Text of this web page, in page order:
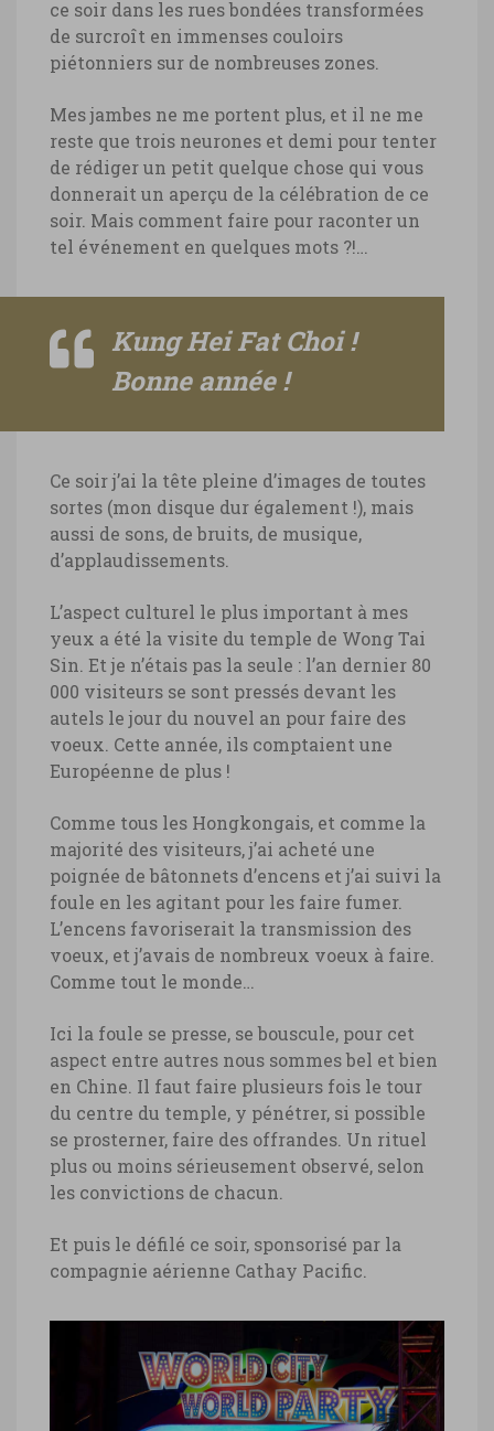
Hong Kong, fillette en prière au
temple de Wong Tai Sin © Marie-
Ange Ostre
Hong Kong, fillette en prière au temple
de Wong Tai Sin © Marie-Ange Ostre
Wong Tai Sin © Marie-Ange Ostre
Hong Kong, offrandes au temple de
ce soir dans les rues bondées transformées
de surcroît en immenses couloirs
piétonniers sur de nombreuses zones.
Mes jambes ne me portent plus, et il ne me
reste que trois neurones et demi pour tenter
de rédiger un petit quelque chose qui vous
donnerait un aperçu de la célébration de ce
soir. Mais comment faire pour raconter un
tel événement en quelques mots ?!…
Kung Hei Fat Choi !
Bonne année !
Ce soir j’ai la tête pleine d’images de toutes
sortes (mon disque dur également !), mais
aussi de sons, de bruits, de musique,
d’applaudissements.
L’aspect culturel le plus important à mes
yeux a été la visite du temple de Wong Tai
Sin. Et je n’étais pas la seule : l’an dernier 80
000 visiteurs se sont pressés devant les
autels le jour du nouvel an pour faire des
voeux. Cette année, ils comptaient une
Européenne de plus !
Comme tous les Hongkongais, et comme la
majorité des visiteurs, j’ai acheté une
poignée de bâtonnets d’encens et j’ai suivi la
foule en les agitant pour les faire fumer.
L’encens favoriserait la transmission des
voeux, et j’avais de nombreux voeux à faire.
Comme tout le monde…
Ici la foule se presse, se bouscule, pour cet
aspect entre autres nous sommes bel et bien
en Chine. Il faut faire plusieurs fois le tour
du centre du temple, y pénétrer, si possible
se prosterner, faire des offrandes. Un rituel
plus ou moins sérieusement observé, selon
les convictions de chacun.
Et puis le défilé ce soir, sponsorisé par la
compagnie aérienne Cathay Pacific.